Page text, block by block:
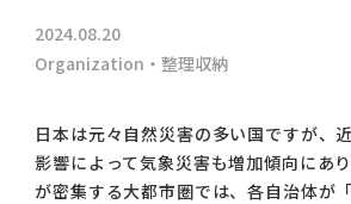
2024.08.20
Organization・整理収納
日本は元々自然災害の多い国ですが、
影響によって気象災害も増加傾向にあ
が密集する大都市圏では、各自治体が